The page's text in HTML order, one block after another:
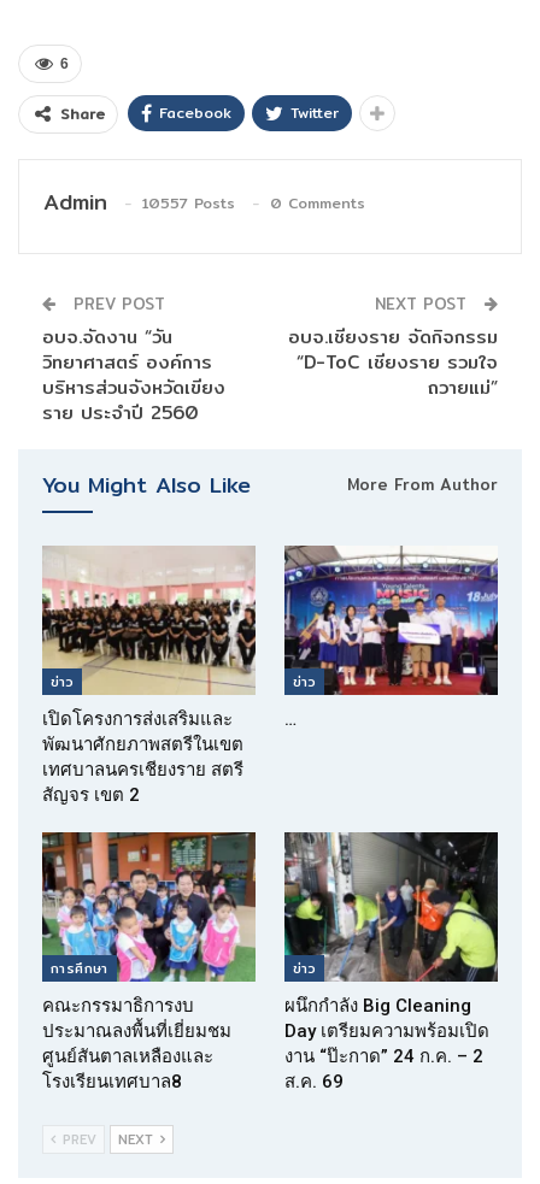
6
Share Facebook Twitter
Admin 10557 Posts 0 Comments
PREV POST
อบจ.จัดงาน “วัน
วิทยาศาสตร์ องค์การ
บริหารส่วนจังหวัดเขียง
ราย ประจำปี 2560
NEXT POST
อบจ.เชียงราย จัดกิจกรรม
“D-ToC เชียงราย รวมใจ
ถวายแม่”
You Might Also Like More From Author
ข่าว
เปิดโครงการส่งเสริมและ
พัฒนาศักยภาพสตรีในเขต
เทศบาลนครเชียงราย สตรี
สัญจร เขต 2
ข่าว
…
การศึกษา
คณะกรรมาธิการงบ
ประมาณลงพื้นที่เยี่ยมชม
ศูนย์สันตาลเหลืองและ
โรงเรียนเทศบาล8
ข่าว
ผนึกกำลัง Big Cleaning
Day เตรียมความพร้อมเปิด
งาน “ป๊ะกาด” 24 ก.ค. – 2
ส.ค. 69
PREV NEXT